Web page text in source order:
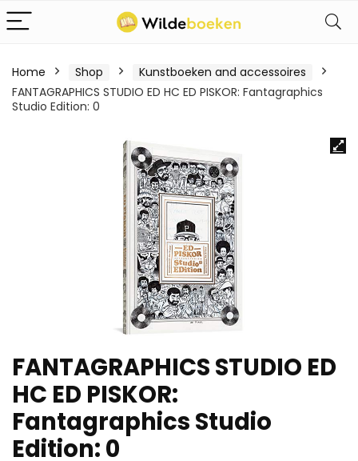
Home Shop
Kunstboeken and accessoires
FANTAGRAPHICS STUDIO ED HC ED PISKOR: Fantagraphics
Studio Edition: 0
FANTAGRAPHICS STUDIO ED
HC ED PISKOR:
Fantagraphics Studio
Edition: 0